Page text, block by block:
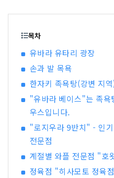
원 중 하나인 오카
을 자랑하는 구라시
지가 있습니다!
목차
유바라 유타리 광장
손과 발 목욕
한자키 족욕탕(강변 지
"유바라 베이스"는 족욕
우스입니다.
"로지우라 9반치" - 인
전문점
계절별 와플 전문점 "호
정육점 "히사모토 정육